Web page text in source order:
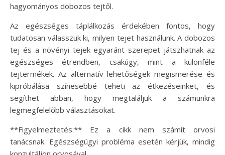
hagyományos dobozos tejtől.
Az egészséges táplálkozás érdekében fontos, hogy
tudatosan válasszuk ki, milyen tejet használunk. A dobozos
tej és a növényi tejek egyaránt szerepet játszhatnak az
egészséges étrendben, csakúgy, mint a különféle
tejtermékek. Az alternatív lehetőségek megismerése és
kipróbálása színesebbé teheti az étkezéseinket, és
segíthet abban, hogy megtaláljuk a számunkra
legmegfelelőbb választásokat.
**Figyelmeztetés:** Ez a cikk nem számít orvosi
tanácsnak. Egészségügyi probléma esetén kérjük, mindig